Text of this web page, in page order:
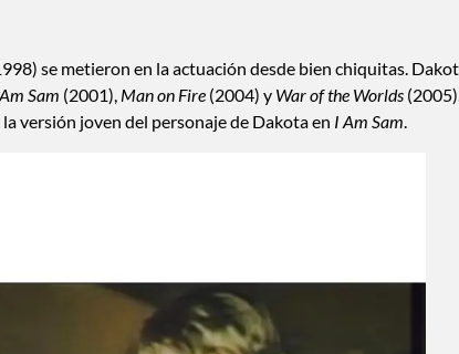
se metieron en la actuación desde bien chiquitas.
Sam (2001), Man on Fire (2004) y War of the Worlds
versión joven del personaje de Dakota en I Am Sam